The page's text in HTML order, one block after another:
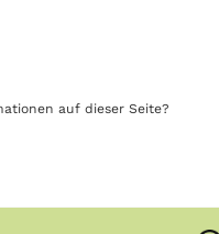
auf dieser Seite?